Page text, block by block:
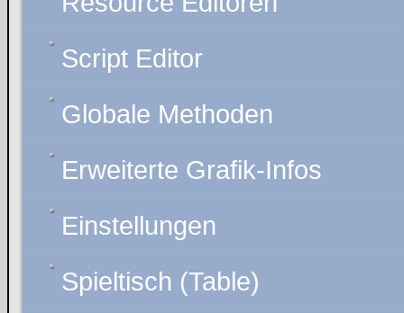
Script Editor
Globale Methoden
Erweiterte Grafik-Infos
Einstellungen
Spieltisch (Table)